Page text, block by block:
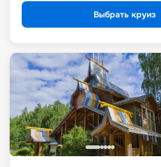
Выбрать круиз